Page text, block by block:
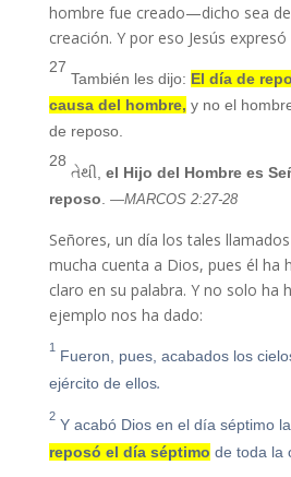
hombre fue creado—dicho sea
creación. Y por eso Jesús
27
También les dijo: El día de
causa del hombre, y no el
de reposo.
28
તેથી, el Hijo del Hombre es
reposo —MARCOS 2:27-28
Señores, un día los tales
mucha cuenta a Dios, pues él ha
claro en su palabra. Y no solo ha
ejemplo nos ha dado:
1 Fueron, pues, acabados los
ejército de ellos.
2Y acabó Dios en el día séptimo
reposó el día séptimo de toda la